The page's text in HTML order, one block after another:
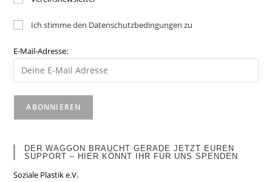
Ich stimme den Datenschutzbedingungen zu
E-Mail-Adresse:
DER WAGGON BRAUCHT GERADE JETZT EUREN
SUPPORT – HIER KÖNNT IHR FÜR UNS SPENDEN
Soziale Plastik e.V.